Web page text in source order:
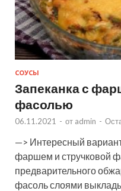
СОУСЫ
Запеканка с
фасолью
06.11.2021 - от admin -
—> Интересный
фаршем и стручковой
предварительного
фасоль слоями